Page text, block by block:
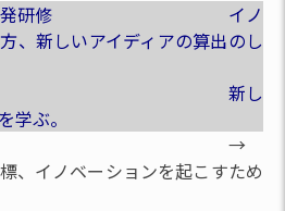
発研修 イノ
、新しいアイディアの算出のし
し
学ぶ。
、イノベーションを起こすため